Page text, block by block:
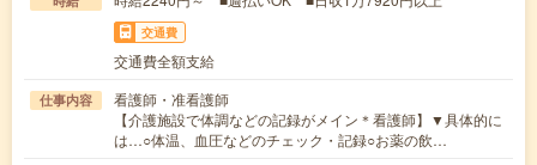
交通費
交通費全額支給
仕事内容
看護師・准看護師
【介護施設で体調などの記録がメイン＊看護師】▼具体的に
は…○体温、血圧などのチェック・記録○お薬の飲…